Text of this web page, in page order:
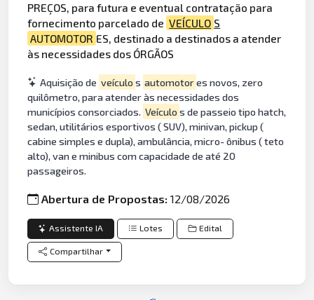
PREÇOS, para futura e eventual contratação para
fornecimento parcelado de VEÍCULO S
AUTOMOTOR ES, destinado a destinados a atender
às necessidades dos ÓRGÃOS
Aquisição de veículo s automotores novos, zero
quilômetro, para atender às necessidades dos
municípios consorciados. Veículo s de passeio tipo hatch,
sedan, utilitários esportivos ( SUV), minivan, pickup (
cabine simples e dupla), ambulância, micro- ônibus ( teto
alto), van e minibus com capacidade de até 20
passageiros.
Abertura de Propostas:12/08/2026
Assistente IA Lotes Edital
Compartilhar